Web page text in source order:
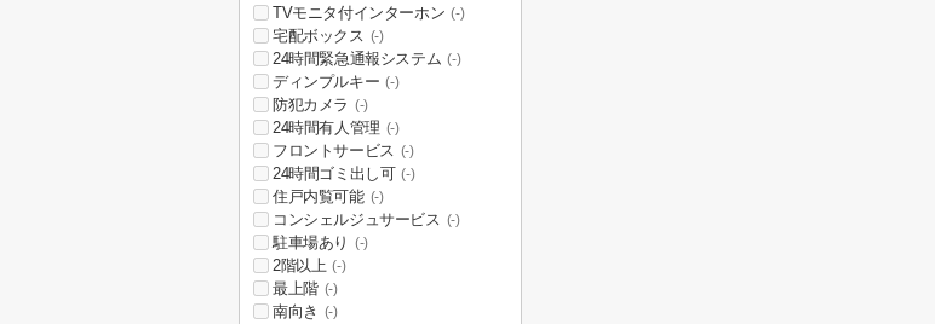
TVモニタ付インターホン (-)
宅配ボックス (-)
24時間緊急通報システム (-)
ディンプルキー (-)
防犯カメラ (-)
24時間有人管理 (-)
フロントサービス (-)
24時間ゴミ出し可 (-)
住戸内覧可能 (-)
コンシェルジュサービス (-)
駐車場あり (-)
2階以上 (-)
最上階 (-)
南向き (-)